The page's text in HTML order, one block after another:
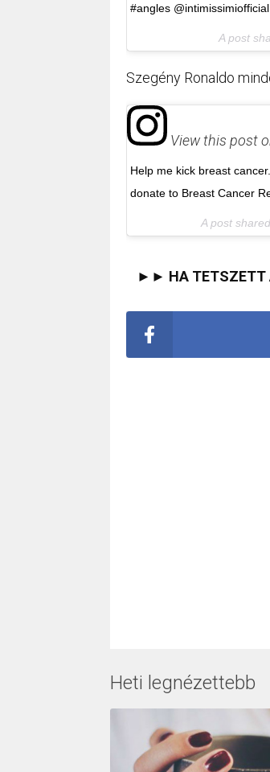
#angles @intimissimiofficial
A post
Szegény Ronaldo
View this post
Help me kick breast
donate to Breast Cancer
A post
►► HA TETSZETT
Heti legnézettebb